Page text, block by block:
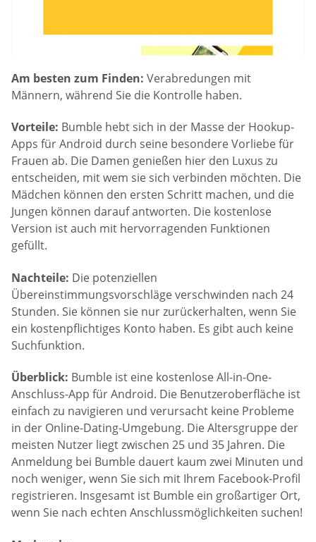
Am besten zum Finden: Verabredungen mit
Männern, während Sie die Kontrolle haben.
Vorteile: Bumble hebt sich in der Masse der Hookup-
Apps für Android durch seine besondere Vorliebe für
Frauen ab. Die Damen genießen hier den Luxus zu
entscheiden, mit wem sie sich verbinden möchten. Die
Mädchen können den ersten Schritt machen, und die
Jungen können darauf antworten. Die kostenlose
Version ist auch mit hervorragenden Funktionen
gefüllt.
Nachteile: Die potenziellen
Übereinstimmungsvorschläge verschwinden nach 24
Stunden. Sie können sie nur zurückerhalten, wenn Sie
ein kostenpflichtiges Konto haben. Es gibt auch keine
Suchfunktion.
Überblick: Bumble ist eine kostenlose All-in-One-
Anschluss-App für Android. Die Benutzeroberfläche ist
einfach zu navigieren und verursacht keine Probleme
in der Online-Dating-Umgebung. Die Altersgruppe der
meisten Nutzer liegt zwischen 25 und 35 Jahren. Die
Anmeldung bei Bumble dauert kaum zwei Minuten und
noch weniger, wenn Sie sich mit Ihrem Facebook-Profil
registrieren. Insgesamt ist Bumble ein großartiger Ort,
wenn Sie nach echten Anschlussmöglichkeiten suchen!